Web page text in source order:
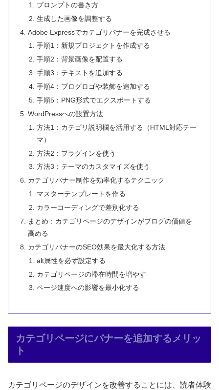
プロンプトの書き方
生成した画像を調整する
Adobe Expressでカテゴリバナーを完成させる
手順1：新規プロジェクトを作成する
手順2：背景画像を配置する
手順3：テキストを追加する
手順4：ブログロゴや装飾を追加する
手順5：PNG形式でエクスポートする
WordPressへの設置方法
方法1：カテゴリ説明欄を活用する（HTML対応テー
マ）
方法2：プラグインを使う
方法3：テーマのカスタマイズを使う
カテゴリバナー制作を効率化するテクニック
マスターテンプレートを作る
カラーコーディングで差別化する
まとめ：カテゴリページのデザインがブログの価値を
高める
カテゴリバナーのSEO効果を最大化する方法
alt属性を必ず設定する
カテゴリページの滞在時間を増やす
ページ速度への影響を最小化する
カテゴリページにバナーを追加するメリッ
ト
カテゴリページのデザインを改善することには、読者体験